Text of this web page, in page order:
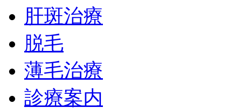
肝斑治療
脱毛
薄毛治療
診療案内